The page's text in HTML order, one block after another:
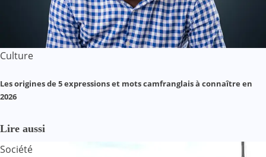
Culture
Les origines de 5 expressions et mots camfranglais à connaître en
2026
Lire aussi
Société